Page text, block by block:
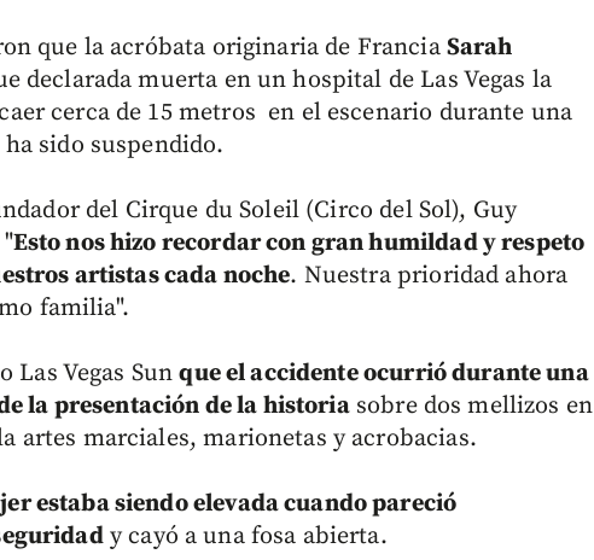
que la acróbata originaria de Francia Sarah
declarada muerta en un hospital de Las Vegas la
cerca de 15 metros en el escenario durante una
sido suspendido.
del Cirque du Soleil (Circo del Sol), Guy
Esto nos hizo recordar con gran humildad y respeto
artistas cada noche. Nuestra prioridad ahora
familia".
Las Vegas Sunque el accidente ocurrió durante una
la presentación de la historiasobre dos mellizos en
artes marciales, marionetas y acrobacias.
estaba siendo elevada cuando pareció
y cayó a una fosa abierta.